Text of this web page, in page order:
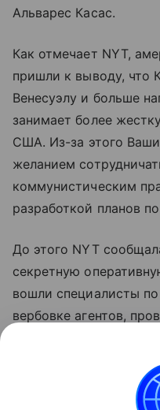
Альварес Касас.
Как отмечает NYT,
пришли к выводу, что
Венесуэлу и больше
занимает более
США. Из-за этого
желанием
коммунистическим
разработкой планов
До этого NYT
секретную
вошли специалисты
вербовке агентов,
раскола в
способствовать
готовых учитывать